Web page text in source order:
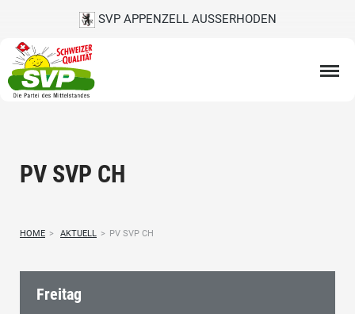
SVP APPENZELL AUSSERHODEN
PV SVP CH
HOME > AKTUELL > PV SVP CH
Freitag